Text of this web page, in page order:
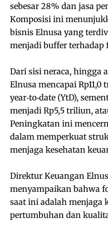
sebesar 28% dan jasa
Komposisi ini
bisnis Elnusa yang
menjadi buffer
Dari sisi neraca, hingga
Elnusa mencapai
year‑to‑date (YtD),
menjadi Rp5,5 triliun,
Peningkatan ini
dalam memperkuat
menjaga kesehatan
Direktur Keuangan
menyampaikan bahwa
saat ini adalah menjaga
pertumbuhan dan